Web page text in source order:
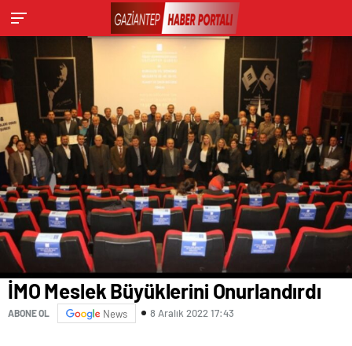
İMO Meslek Büyüklerini Onurlandırdı
ABONE OL News 8 Aralık 2022 17:43